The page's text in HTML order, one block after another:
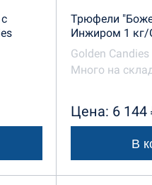
Трюфели
Инжиром 1 кг/
Golden Candies
Много на
Цена: 6 144
В